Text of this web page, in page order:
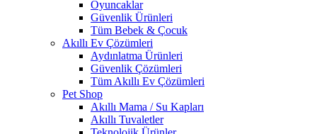
Oyuncaklar
Güvenlik Ürünleri
Tüm Bebek & Çocuk
Akıllı Ev Çözümleri
Aydınlatma Ürünleri
Güvenlik Çözümleri
Tüm Akıllı Ev Çözümleri
Pet Shop
Akıllı Mama / Su Kapları
Akıllı Tuvaletler